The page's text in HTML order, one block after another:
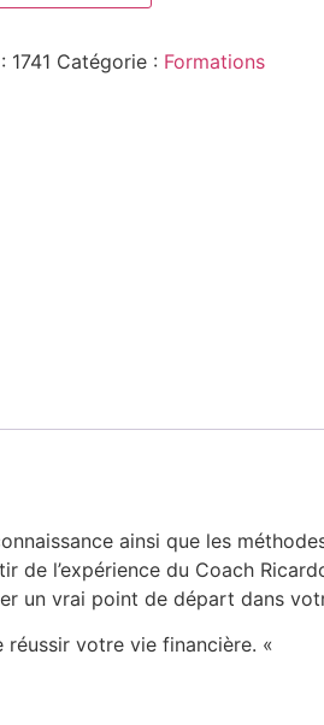
1741 Catégorie : Formations
ainsi que les
l’expérience du Coach
un vrai point de départ dans
réussir votre vie financière. «